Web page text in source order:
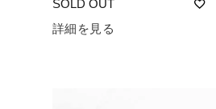
詳細を見る